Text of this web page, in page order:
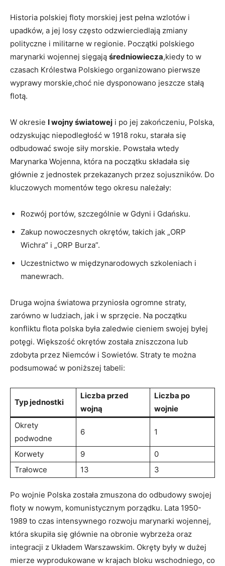
Historia polskiej floty morskiej jest pełna wzlotów i
⁤upadków, a jej losy często odzwierciedlają zmiany
‌polityczne i militarne w regionie. Początki polskiego
marynarki wojennej sięgają średniowiecza,kiedy⁤ to w
czasach⁤ Królestwa‍ Polskiego organizowano pierwsze
wyprawy morskie,choć nie dysponowano‍ jeszcze ⁣stałą
flotą.
W okresie I wojny światowej i po jej zakończeniu, Polska,
odzyskując niepodległość w 1918 roku, starała się
odbudować swoje siły morskie. Powstała ⁢wtedy
Marynarka Wojenna,​ która na początku składała się
głównie z jednostek przekazanych przez sojuszników. Do
kluczowych ​momentów tego ‍okresu należały:
Rozwój portów, szczególnie w Gdyni‌ i Gdańsku.
Zakup nowoczesnych okrętów, takich jak „ORP
Wichra” ⁤i „ORP Burza”.
Uczestnictwo w międzynarodowych szkoleniach ⁣i
manewrach.
Druga wojna światowa przyniosła ogromne straty,
zarówno w ludziach, jak i w⁤ sprzęcie. Na początku
konfliktu flota polska była‌ zaledwie‌ cieniem swojej byłej
potęgi. Większość okrętów została‍ zniszczona lub
zdobyta przez Niemców i Sowietów. ‍Straty⁢ te można
podsumować w poniższej tabeli:
Typ jednostki
Liczba przed
wojną
Liczba po
wojnie
Okrety
podwodne
6 1
Korwety 9
0
Trałowce
13 3
Po wojnie Polska została zmuszona⁤ do odbudowy ‌swojej
floty w nowym, komunistycznym porządku. Lata 1950-
1989 to czas intensywnego rozwoju marynarki​ wojennej,
⁣która skupiła się głównie na obronie wybrzeża ​oraz
integracji z Układem Warszawskim. Okręty były w dużej
mierze wyprodukowane w ⁤krajach bloku wschodniego, co